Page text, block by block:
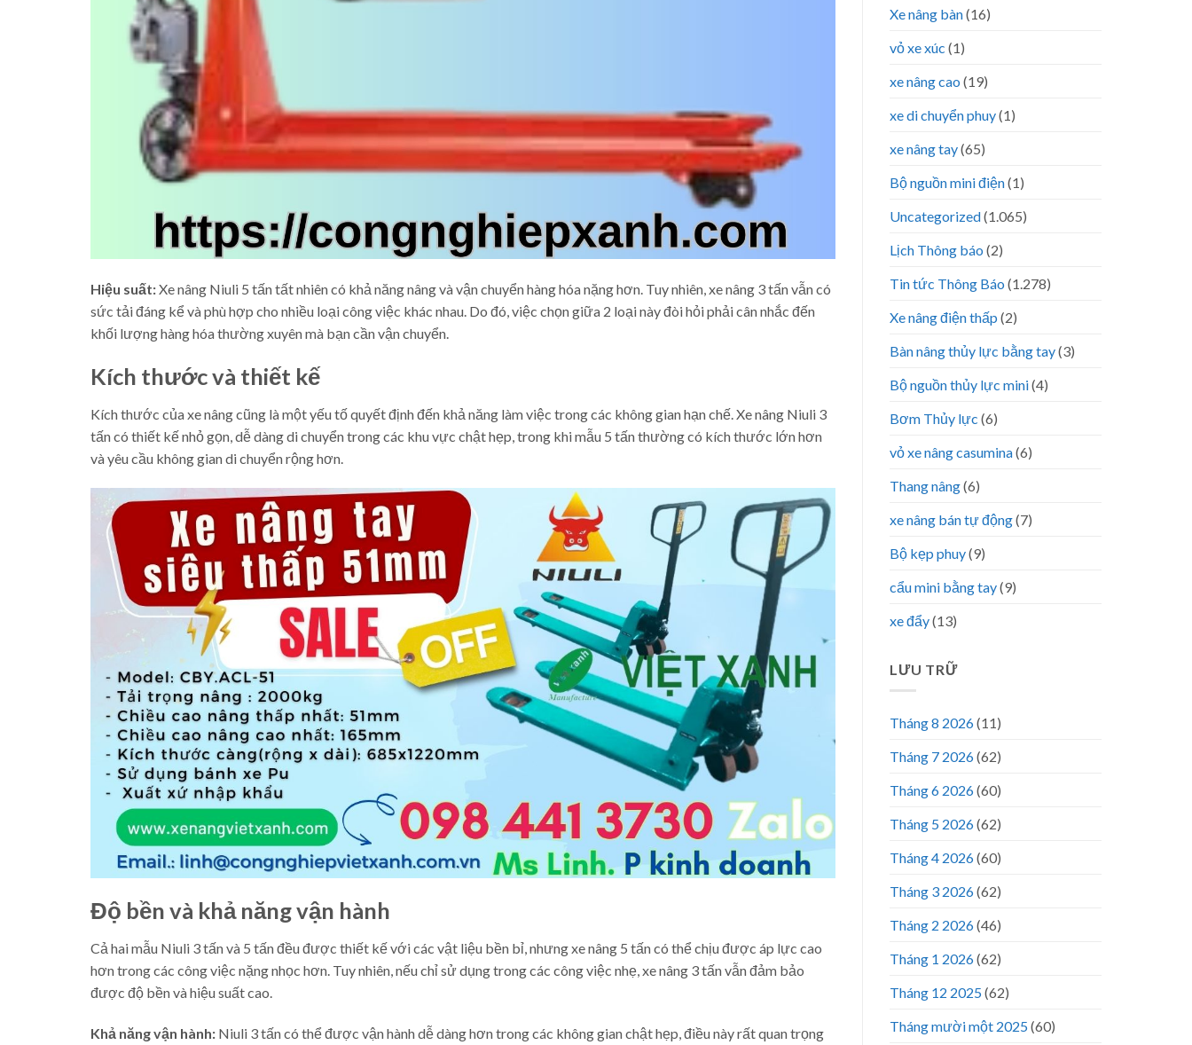
Hiệu suất:Xe nâng Niuli 5 tấn tất nhiên có khả năng nâng và vận chuyển hàng hóa nặng hơn. Tuy nhiên, xe nâng 3 tấn vẫn có
sức tải đáng kể và phù hợp cho nhiều loại công việc khác nhau. Do đó, việc chọn giữa 2 loại này đòi hỏi phải cân nhắc đến
khối lượng hàng hóa thường xuyên mà bạn cần vận chuyển.
Kích thước và thiết kế
Kích thước của xe nâng cũng là một yếu tố quyết định đến khả năng làm việc trong các không gian hạn chế. Xe nâng Niuli 3
tấn có thiết kế nhỏ gọn, dễ dàng di chuyển trong các khu vực chật hẹp, trong khi mẫu 5 tấn thường có kích thước lớn hơn
và yêu cầu không gian di chuyển rộng hơn.
Độ bền và khả năng vận hành
Cả hai mẫu Niuli 3 tấn và 5 tấn đều được thiết kế với các vật liệu bền bỉ, nhưng xe nâng 5 tấn có thể chịu được áp lực cao
hơn trong các công việc nặng nhọc hơn. Tuy nhiên, nếu chỉ sử dụng trong các công việc nhẹ, xe nâng 3 tấn vẫn đảm bảo
được độ bền và hiệu suất cao.
Khả năng vận hành: Niuli 3 tấn có thể được vận hành dễ dàng hơn trong các không gian chật hẹp, điều này rất quan trọng
Xe nâng bàn(16)
vỏ xe xúc (1)
xe nâng cao (19)
xe di chuyển phuy(1)
xe nâng tay(65)
Bộ nguồn mini điện(1)
Uncategorized(1.065)
Lịch Thông báo (2)
Tin tức Thông Báo (1.278)
Xe nâng điện thấp (2)
Bàn nâng thủy lực bằng tay(3)
Bộ nguồn thủy lực mini(4)
Bơm Thủy lực (6)
vỏ xe nâng casumina(6)
Thang nâng(6)
xe nâng bán tự động(7)
Bộ kẹp phuy(9)
cẩu mini bằng tay(9)
xe đẩy(13)
LƯU TRỮ
Tháng 8 2026(11)
Tháng 7 2026(62)
Tháng 6 2026(60)
Tháng 5 2026(62)
Tháng 4 2026(60)
Tháng 3 2026(62)
Tháng 2 2026(46)
Tháng 1 2026(62)
Tháng 12 2025(62)
Tháng mười một 2025(60)